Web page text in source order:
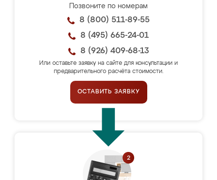
Позвоните по номерам
8 (800) 511-89-55
8 (495) 665-24-01
8 (926) 409-68-13
Или оставьте заявку на сайте для консультации и
предварительного расчёта стоимости.
ОСТАВИТЬ ЗАЯВКУ